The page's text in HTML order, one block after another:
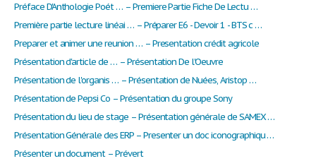
Préface D'Anthologie Poét … – Premiere Partie Fiche De Lectu …
Première partie lecture linéai … – Préparer E6 - Devoir 1 - BTS c …
Preparer et animer une reunion … – Presentation crédit agricole
Présentation d'article de … – Présentation De l'Oeuvre
Présentation de l'organis … – Présentation de Nuées, Aristop …
Présentation de Pepsi Co – Présentation du groupe Sony
Présentation du lieu de stage – Présentation générale de SAMEX …
Présentation Générale des ERP – Presenter un doc iconographiqu …
Présenter un document – Prévert